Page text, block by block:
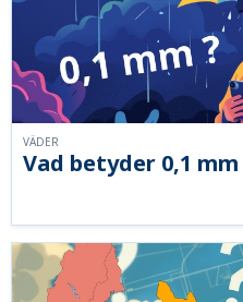
Vad betyder 0,1
VÄDER